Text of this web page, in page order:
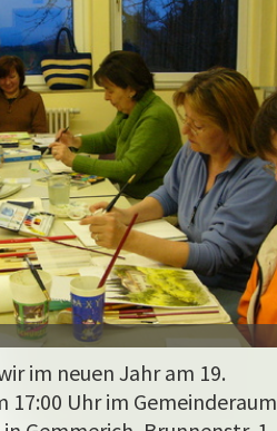
im neuen Jahr am 19.
17:00 Uhr im Gemeinderaum